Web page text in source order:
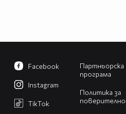
Партньорска
програма
Политика за
Facebook
Instagram
TikTok